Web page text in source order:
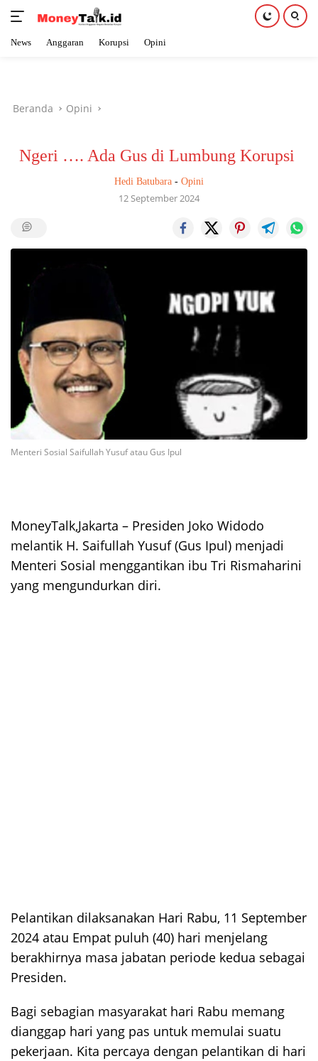
News Anggaran Korupsi Opini
Beranda Opini
Ngeri …. Ada Gus di Lumbung Korupsi
Hedi Batubara - Opini
12 September 2024
Menteri Sosial Saifullah Yusuf atau Gus Ipul
MoneyTalk,Jakarta – Presiden Joko Widodo
melantik H. Saifullah Yusuf (Gus Ipul) menjadi
Menteri Sosial menggantikan ibu Tri Rismaharini
yang mengundurkan diri.
Pelantikan dilaksanakan Hari Rabu, 11 September
2024 atau Empat puluh (40) hari menjelang
berakhirnya masa jabatan periode kedua sebagai
Presiden.
Bagi sebagian masyarakat hari Rabu memang
dianggap hari yang pas untuk memulai suatu
pekerjaan. Kita percaya dengan pelantikan di hari